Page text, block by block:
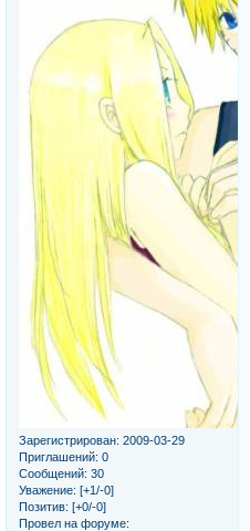
Зарегистрирован: 2009-03-29
Приглашений: 0
Сообщений: 30
Уважение: [+1/-0]
Позитив: [+0/-0]
Провел на форуме: